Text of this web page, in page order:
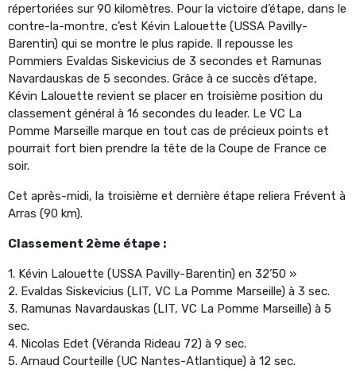
répertoriées sur 90 kilomètres. Pour la victoire d’étape, dans le
contre-la-montre, c’est Kévin Lalouette (USSA Pavilly-
Barentin) qui se montre le plus rapide. Il repousse les
Pommiers Evaldas Siskevicius de 3 secondes et Ramunas
Navardauskas de 5 secondes. Grâce à ce succès d’étape,
Kévin Lalouette revient se placer en troisième position du
classement général à 16 secondes du leader. Le VC La
Pomme Marseille marque en tout cas de précieux points et
pourrait fort bien prendre la tête de la Coupe de France ce
soir.
Cet après-midi, la troisième et dernière étape reliera Frévent à
Arras (90 km).
Classement 2ème étape :
1. Kévin Lalouette (USSA Pavilly-Barentin) en 32’50 »
2. Evaldas Siskevicius (LIT, VC La Pomme Marseille) à 3 sec.
3. Ramunas Navardauskas (LIT, VC La Pomme Marseille) à 5
sec.
4. Nicolas Edet (Véranda Rideau 72) à 9 sec.
5. Arnaud Courteille (UC Nantes-Atlantique) à 12 sec.